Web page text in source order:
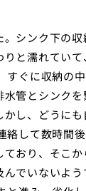
シンク下の
と濡れてい
ぐに収納の
水管とシンク
し、どうに
絡して数時間
おり、そこ
でいないよ